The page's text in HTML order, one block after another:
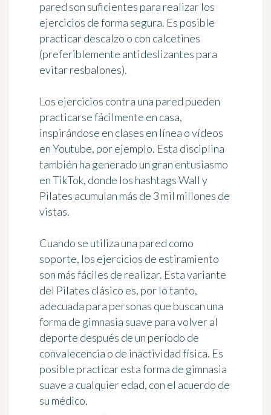
pared son suficientes para realizar los
ejercicios de forma segura. Es posible
practicar descalzo o con calcetines
(preferiblemente antideslizantes para
evitar resbalones).
Los ejercicios contra una pared pueden
practicarse fácilmente en casa,
inspirándose en clases en línea o vídeos
en Youtube, por ejemplo. Esta disciplina
también ha generado un gran entusiasmo
en TikTok, donde los hashtags Wall y
Pilates acumulan más de 3 mil millones de
vistas.
Cuando se utiliza una pared como
soporte, los ejercicios de estiramiento
son más fáciles de realizar. Esta variante
del Pilates clásico es, por lo tanto,
adecuada para personas que buscan una
forma de gimnasia suave para volver al
deporte después de un período de
convalecencia o de inactividad física. Es
posible practicar esta forma de gimnasia
suave a cualquier edad, con el acuerdo de
su médico.